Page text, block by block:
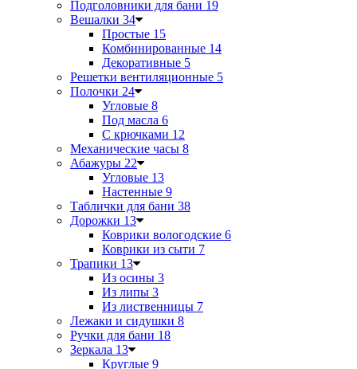
Подголовники для бани 19
Вешалки 34
Простые 15
Комбинированные 14
Декоративные 5
Решетки вентиляционные 5
Полочки 24
Угловые 8
Под масла 6
С крючками 12
Механические часы 8
Абажуры 22
Угловые 13
Настенные 9
Таблички для бани 38
Дорожки 13
Коврики вологодские 6
Коврики из сыти 7
Трапики 13
Из осины 3
Из липы 3
Из лиственницы 7
Лежаки и сидушки 8
Ручки для бани 18
Зеркала 13
Круглые 9